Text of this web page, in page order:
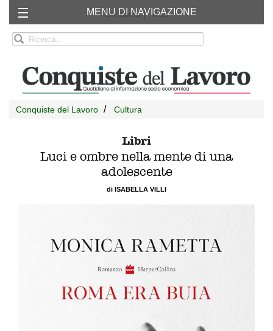
Chi siamo RSS
MENU DI NAVIGAZIONE
Conquiste del Lavoro Cultura
Libri
Luci e ombre nella mente di una
adolescente
di ISABELLA VILLI